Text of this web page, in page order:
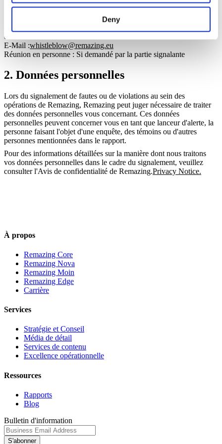
Deny
Vous pouvez soumettre vos soupçons au Responsable des personnes
dessous :
E-Mail :whistleblow@remazing.eu
Réunion en personne : Si demandé par la partie signalante
2. Données personnelles
Lors du signalement de fautes ou de violations au sein des
opérations de Remazing, Remazing peut juger nécessaire de traiter
des données personnelles vous concernant. Ces données
personnelles peuvent concerner vous en tant que lanceur d'alerte, la
personne faisant l'objet d'une enquête, des témoins ou d'autres
personnes mentionnées dans le rapport.
Pour des informations détaillées sur la manière dont nous traitons
vos données personnelles dans le cadre du signalement, veuillez
consulter l'Avis de confidentialité de Remazing.Privacy Notice.
À propos
Remazing Core
Remazing Nova
Remazing Moin
Remazing Edge
Carrière
Services
Stratégie et Conseil
Média de détail
Services de contenu
Excellence opérationnelle
Ressources
Rapports
Blog
Bulletin d'information
S'abonner